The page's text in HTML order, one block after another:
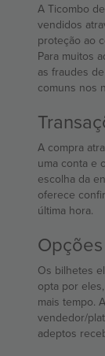
A Ticombo
vendidos
proteção ao
Para muitos
as fraudes
comuns nos
A compra
uma conta e
escolha da
oferece
última hora.
Os bilhetes
opta por
mais tempo.
vendedor/
adeptos